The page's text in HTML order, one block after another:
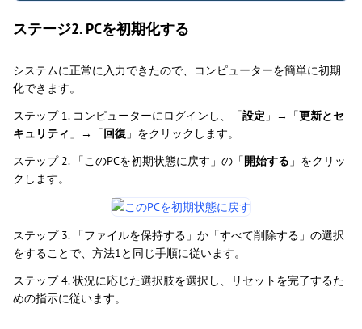
ステージ2. PCを初期化する
システムに正常に入力できたので、コンピューターを簡単に初期
化できます。
ステップ 1. コンピューターにログインし、「設定 」→「更新とセ
キュリティ 」→「回復 」をクリックします。
ステップ 2. 「このPCを初期状態に戻す」の「開始する 」をクリッ
クします。
ステップ 3. 「ファイルを保持する」か「すべて削除する」の選択
をすることで、方法1と同じ手順に従います。
ステップ 4. 状況に応じた選択肢を選択し、リセットを完了するた
めの指示に従います。